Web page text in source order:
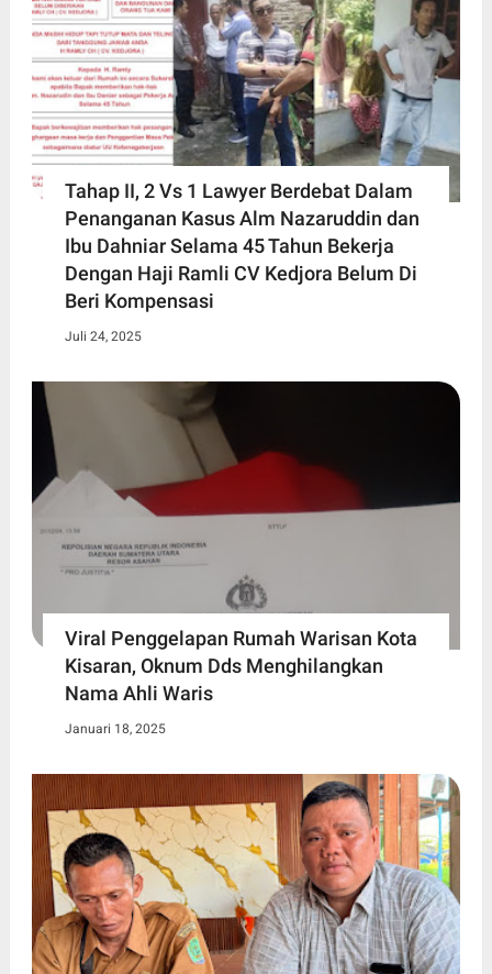
Tahap II, 2 Vs 1 Lawyer Berdebat Dalam
Penanganan Kasus Alm Nazaruddin dan
Ibu Dahniar Selama 45 Tahun Bekerja
Dengan Haji Ramli CV Kedjora Belum Di
Beri Kompensasi
Juli 24, 2025
Viral Penggelapan Rumah Warisan Kota
Kisaran, Oknum Dds Menghilangkan
Nama Ahli Waris
Januari 18, 2025